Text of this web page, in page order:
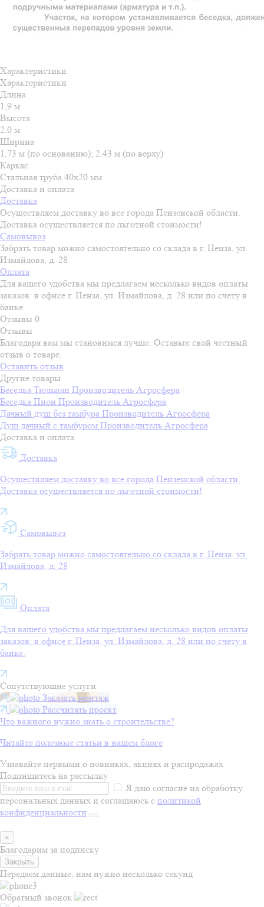
Характеристики
Характеристики
Длина
1,9 м
Высота
2,0 м
Ширина
1,73 м (по основанию); 2.43 м (по верху)
Каркас
Стальная труба 40x20 мм
Доставка и оплата
Доставка
Осуществляем доставку во все города Пензенской области.
Доставка осуществляется по льготной стоимости!
Самовывоз
Забрать товар можно самостоятельно со склада в г. Пенза, ул.
Измайлова, д. 28
Оплата
Для вашего удобства мы предлагаем несколько видов оплаты
заказов: в офисе г. Пенза, ул. Измайлова, д. 28 или по счету в
банке.
Отзывы 0
Отзывы
Благодаря вам мы становимся лучше. Оставьте свой честный
отзыв о товаре.
Оставить отзыв
Другие товары
Беседка Тюльпан Производитель Агросфера
Беседка Пион Производитель Агросфера
Дачный душ без тамбура Производитель Агросфера
Душ дачный с тамбуром Производитель Агросфера
Доставка и оплата
Доставка
Осуществляем доставку во все города Пензенской области.
Доставка осуществляется по льготной стоимости!
Самовывоз
Забрать товар можно самостоятельно со склада в г. Пенза, ул.
Измайлова, д. 28
Оплата
Для вашего удобства мы предлагаем несколько видов оплаты
заказов: в офисе г. Пенза, ул. Измайлова, д. 28 или по счету в
банке.
Сопутствующие услуги
Заказать монтаж
Рассчитать проект
Что важного нужно знать о строительстве?
Читайте полезные статьи в нашем блоге
Узнавайте первыми о новинках, акциях и распродажах
Подпишитесь на рассылку
Я даю согласие на обработку
персональных данных и соглашаюсь с политикой
конфиденциальности
×
Благодарим за подписку
Закрыть
Передаем данные, нам нужно несколько секунд
Обратный звонок